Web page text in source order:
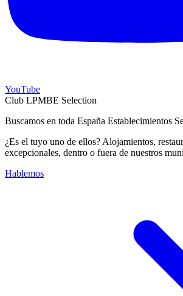
YouTube
Club LPMBE Selection
Buscamos en toda España Establecimientos
¿Es el tuyo uno de ellos? Alojamientos,
excepcionales, dentro o fuera de nuestros
Hablemos